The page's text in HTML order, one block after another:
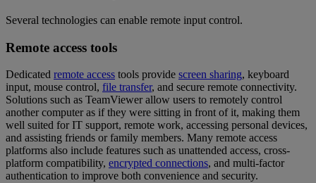
Several technologies can enable remote input control.
Remote access tools
Dedicated remote access tools provide screen sharing, keyboard
input, mouse control, file transfer, and secure remote connectivity.
Solutions such as TeamViewer allow users to remotely control
another computer as if they were sitting in front of it, making them
well suited for IT support, remote work, accessing personal devices,
and assisting friends or family members. Many remote access
platforms also include features such as unattended access, cross-
platform compatibility, encrypted connections, and multi-factor
authentication to improve both convenience and security.